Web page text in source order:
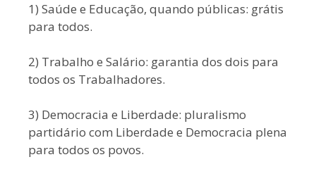
1) Saúde e Educação, quando públicas: grátis
para todos.
2) Trabalho e Salário: garantia dos dois para
todos os Trabalhadores.
3) Democracia e Liberdade: pluralismo
partidário com Liberdade e Democracia plena
para todos os povos.